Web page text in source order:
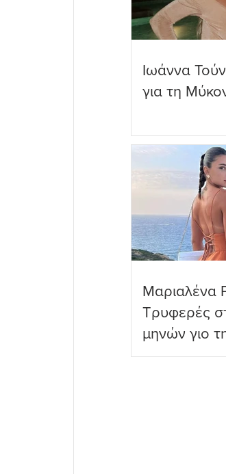
Ιωάννα
για τη
Μαριαλένα
Τρυφερές
μηνών γιο